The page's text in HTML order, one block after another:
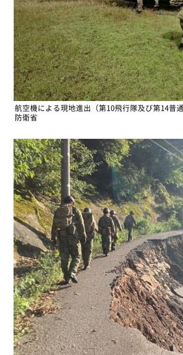
航空機による現地進出（第10飛行隊及び第14普
防衛省